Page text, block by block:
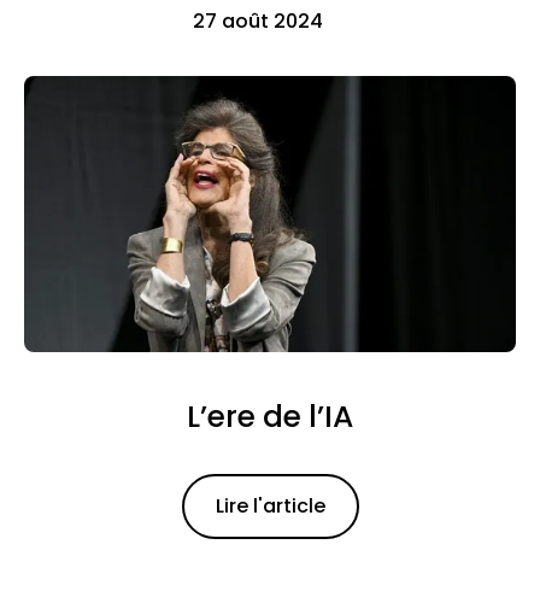
27 août 2024
L’ere de l’IA
Lire l'article